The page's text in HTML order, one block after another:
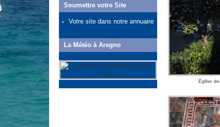
Église
Soumettre votre Site
Votre site dans notre annuaire
La Météo à Aregno